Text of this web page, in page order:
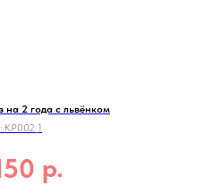
2 года с львёнком
КР002_1
р.